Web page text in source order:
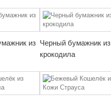
из Черный бумажник из
крокодила